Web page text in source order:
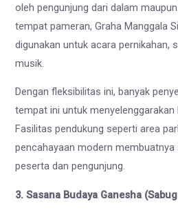
oleh pengunjung dari dalam
tempat pameran, Graha Manggala
digunakan untuk acara pernikahan,
musik.
Dengan fleksibilitas ini, banyak
tempat ini untuk menyelenggarakan
Fasilitas pendukung seperti area
pencahayaan modern membuatnya
peserta dan pengunjung.
3. Sasana Budaya Ganesha